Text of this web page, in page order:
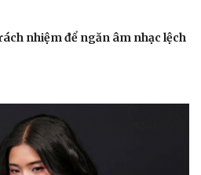
nhiệm để ngăn âm nhạc lệch